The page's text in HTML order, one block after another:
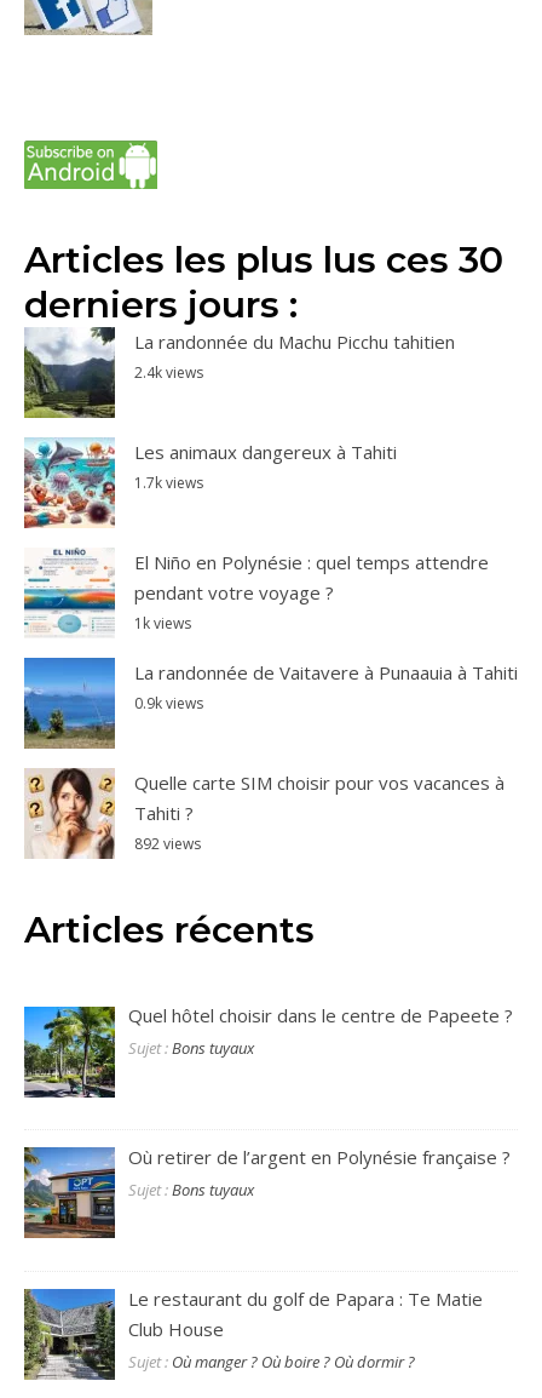
Articles les plus lus ces 30
derniers jours :
La randonnée du Machu Picchu tahitien
2.4k views
Les animaux dangereux à Tahiti
1.7k views
El Niño en Polynésie : quel temps attendre
pendant votre voyage ?
1k views
La randonnée de Vaitavere à Punaauia à Tahiti
0.9k views
Quelle carte SIM choisir pour vos vacances à
Tahiti ?
892 views
Articles récents
Quel hôtel choisir dans le centre de Papeete ?
Sujet :Bons tuyaux
Où retirer de l’argent en Polynésie française ?
Sujet :Bons tuyaux
Le restaurant du golf de Papara : Te Matie
Club House
Sujet : Où manger ? Où boire ? Où dormir ?